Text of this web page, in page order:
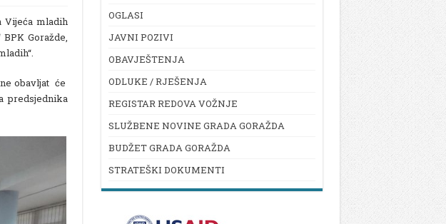
Vijeća mladih
Goražde,
obavljat će
predsjednika
OGLASI
JAVNI POZIVI
OBAVJEŠTENJA
ODLUKE / RJEŠENJA
REGISTAR REDOVA VOŽNJE
SLUŽBENE NOVINE GRADA GORAŽDA
BUDŽET GRADA GORAŽDA
STRATEŠKI DOKUMENTI